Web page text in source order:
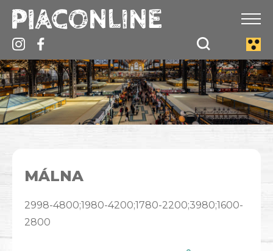
MÁLNA
2998-4800;1980-4200;1780-2200;3980;1600-
2800